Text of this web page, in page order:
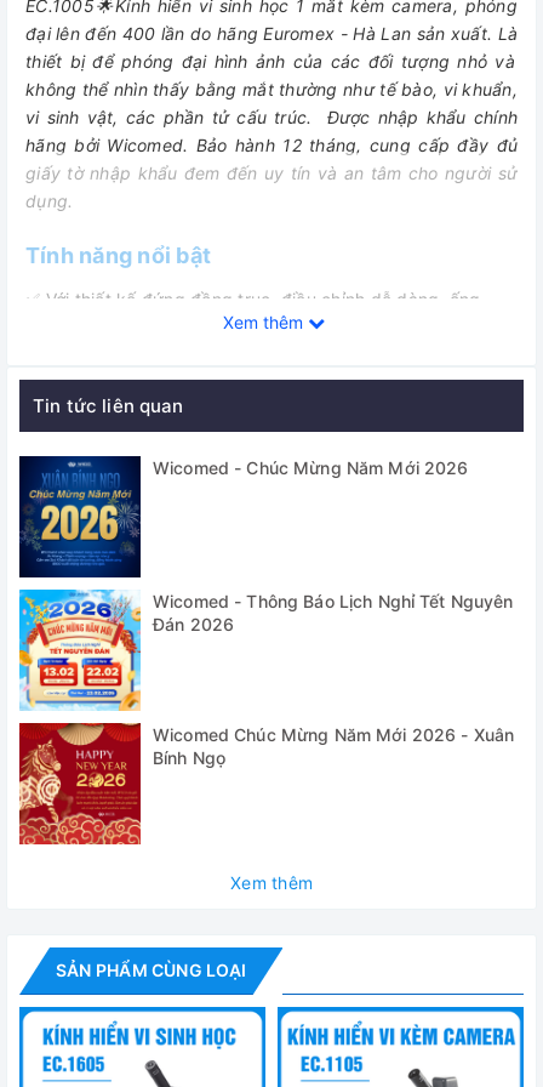
EC.1005🌟Kính hiển vi sinh học 1 mắt kèm camera, phóng
đại lên đến 400 lần do hãng Euromex - Hà Lan sản xuất. Là
thiết bị để phóng đại hình ảnh của các đối tượng nhỏ và
không thể nhìn thấy bằng mắt thường như tế bào, vi khuẩn,
vi sinh vật, các phần tử cấu trúc.
Được nhập khẩu chính
hãng bởi Wicomed. Bảo hành 12 tháng, cung cấp đầy đủ
giấy tờ nhập khẩu đem đến uy tín và an tâm cho người sử
dụng.
Tính năng nổi bật
✅ Với thiết kế đứng đồng trục, điều chỉnh dễ dàng, ống
kính quang học sắc nét đảm ứng tốt các tiện ích mà người
✅ Kính được tích hợp sẵn 1 Camera 3.2mp cho phép kết nối
với máy tính thông qua cổng USB. Với phần mềm chuyên
dụng được cung cấp kèm theo, kính cho phép người dùng
có thể chụp ảnh, quay video, đo và phân tích các mẫu
được soi.
Thông số kỹ thuật
Model EC.1005
Độ phóng đại
Thị kính
Mâm xoay lắp
vật kính
Vật kính
3.2 MP CMOS tích hợp kết nối cổng
Kích thước giá
đỡ mẫu
123 x 119 mm
Nguồn ánh
sáng
Đèn LED 3w chiếu sáng có thể điều
Xem thêm
Tin tức liên quan
Wicomed - Chúc Mừng Năm Mới 2026
Wicomed - Thông Báo Lịch Nghỉ Tết Nguyên
Đán 2026
Wicomed Chúc Mừng Năm Mới 2026 - Xuân
Bính Ngọ
Xem thêm
SẢN PHẨM CÙNG LOẠI